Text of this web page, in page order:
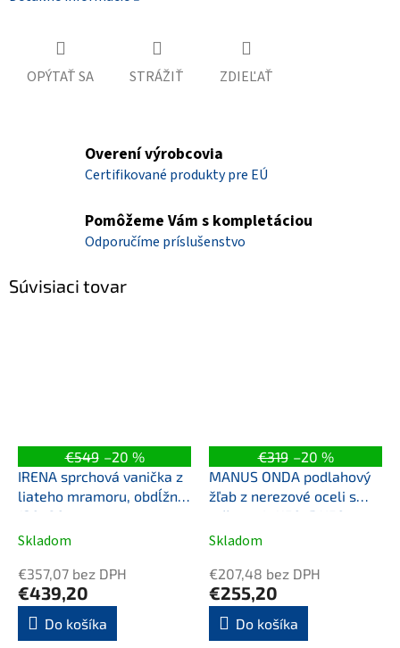
OPÝTAŤ SA STRÁŽIŤ ZDIEĽAŤ
Overení výrobcovia
Certifikované produkty pre EÚ
Pomôžeme Vám s kompletáciou
Odporučíme príslušenstvo
Súvisiaci tovar
€549 –20 %
IRENA sprchová vanička z
liateho mramoru, obdĺžnik
130x80cm
Skladom
€357,07 bez DPH
€439,20
Do košíka
€319 –20 %
MANUS ONDA podlahový
žľab z nerezové oceli s
roštom, L-1150, DN50
Skladom
€207,48 bez DPH
€255,20
Do košíka